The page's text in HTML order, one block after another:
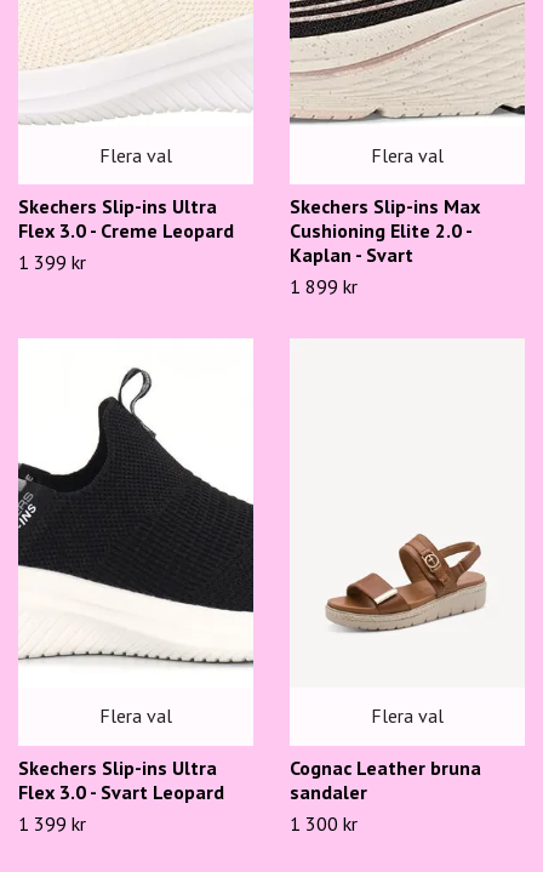
Flera val
Skechers Slip-ins Ultra
Flex 3.0 - Creme Leopard
1 399 kr
Flera val
Skechers Slip-ins Max
Cushioning Elite 2.0 -
Kaplan - Svart
1 899 kr
Flera val
Skechers Slip-ins Ultra
Flex 3.0 - Svart Leopard
1 399 kr
Flera val
Cognac Leather bruna
sandaler
1 300 kr